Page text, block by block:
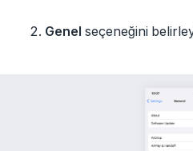
Genel seçeneğini